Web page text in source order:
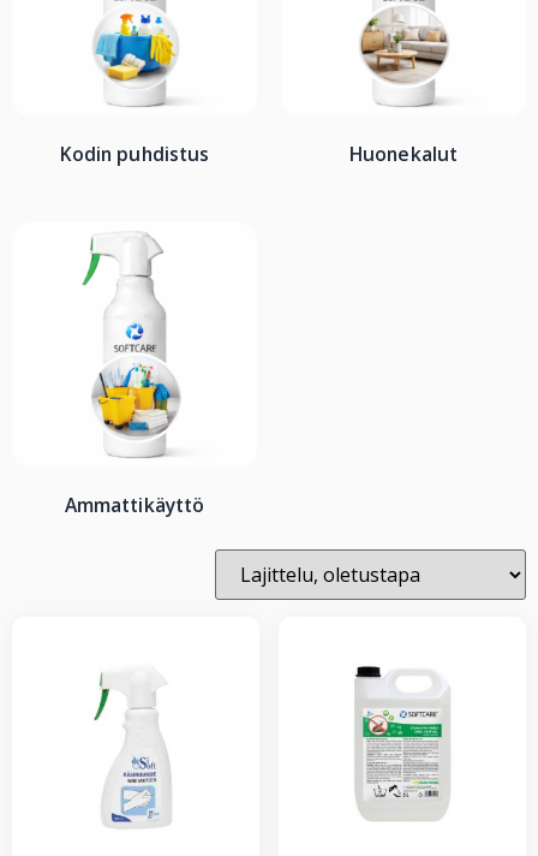
Kodin puhdistus Huonekalut
Ammattikäyttö